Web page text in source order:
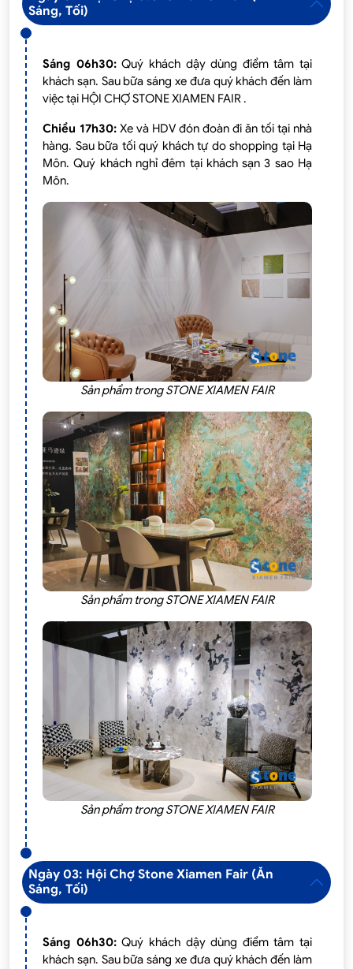
Sáng, Tối)
Sáng 06h30:Quý khách dậy dùng điểm tâm tại
khách sạn. Sau bữa sáng xe đưa quý khách đến làm
việc tại HỘI CHỢ STONE XIAMEN FAIR .
Chiều 17h30: Xe và HDV đón đoàn đi ăn tối tại nhà
hàng. Sau bữa tối quý khách tự do shopping tại Hạ
Môn. Quý khách nghỉ đêm tại khách sạn 3 sao Hạ
Môn.
Sản phẩm trong STONE XIAMEN FAIR
Sản phẩm trong STONE XIAMEN FAIR
Sản phẩm trong STONE XIAMEN FAIR
Ngày 03: Hội Chợ Stone Xiamen Fair (Ăn
Sáng, Tối)
Sáng 06h30:Quý khách dậy dùng điểm tâm tại
khách sạn. Sau bữa sáng xe đưa quý khách đến làm